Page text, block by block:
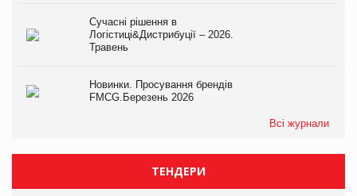
Сучасні рішення в
Логістиці&Дистрибуції – 2026.
Травень
Новинки. Просування брендів
FMCG.Березень 2026
Всі журнали
ТЕНДЕРИ